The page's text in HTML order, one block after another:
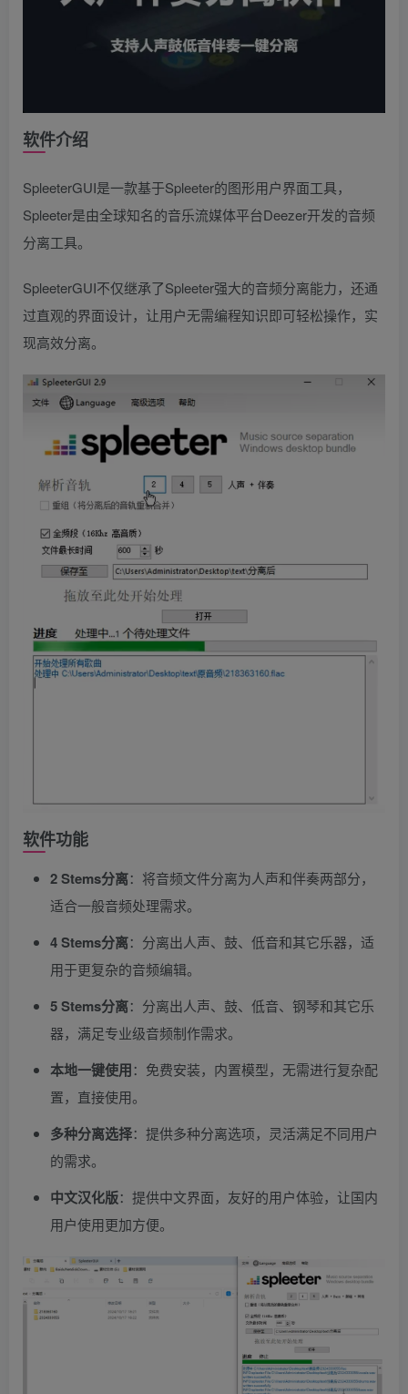
软件介绍
SpleeterGUI是一款基于Spleeter的图形用户界面工具，
Spleeter是由全球知名的音乐流媒体平台Deezer开发的音频
分离工具。
SpleeterGUI不仅继承了Spleeter强大的音频分离能力，还通
过直观的界面设计，让用户无需编程知识即可轻松操作，实
现高效分离。
软件功能
2 Stems分离：将音频文件分离为人声和伴奏两部分，
适合一般音频处理需求。
4 Stems分离：分离出人声、鼓、低音和其它乐器，适
用于更复杂的音频编辑。
5 Stems分离：分离出人声、鼓、低音、钢琴和其它乐
器，满足专业级音频制作需求。
本地一键使用：免费安装，内置模型，无需进行复杂配
置，直接使用。
多种分离选择：提供多种分离选项，灵活满足不同用户
的需求。
中文汉化版：提供中文界面，友好的用户体验，让国内
用户使用更加方便。